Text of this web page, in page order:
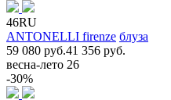
46RU
ANTONELLI firenze блуза
59 080 руб.41 356 руб.
весна-лето 26
-30%